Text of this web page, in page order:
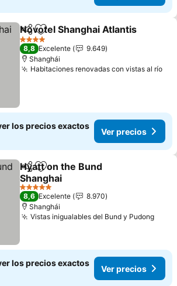
CompartirAgregar a favoritos
Novotel Shanghai Atlantis
4 Estrellas
8,8 Excelente
9.649
Shanghái
Habitaciones renovadas con vistas al río
los precios exactos
Ver precios
CompartirAgregar a favoritos
Hyatt on the Bund
Shanghai
5 Estrellas
8,6 Excelente
8.970
Shanghái
Vistas inigualables del Bund y Pudong
los precios exactos
Ver precios